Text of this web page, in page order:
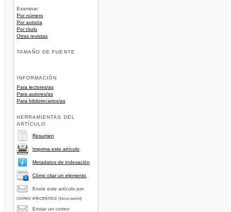
Examinar
Por número
Por autor/a
Por título
Otras revistas
TAMAÑO DE FUENTE
INFORMACIÓN
Para lectores/as
Para autores/as
Para bibliotecarios/as
HERRAMIENTAS DEL
ARTÍCULO
Resumen
Imprima este artículo
Metadatos de indexación
Cómo citar un elemento
Envíe este artículo por
correo electrónico (Inicie sesión)
Enviar un correo